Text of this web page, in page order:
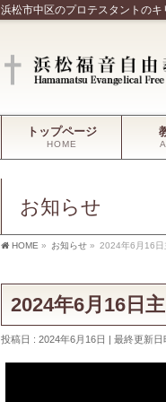
浜松市中区のプロテスタントのキ
トップページ
HOME
お知らせ
HOME » お知らせ » 2024年6月16日
2024年6月16日
投稿日 : 2024年6月16日 最終更新日